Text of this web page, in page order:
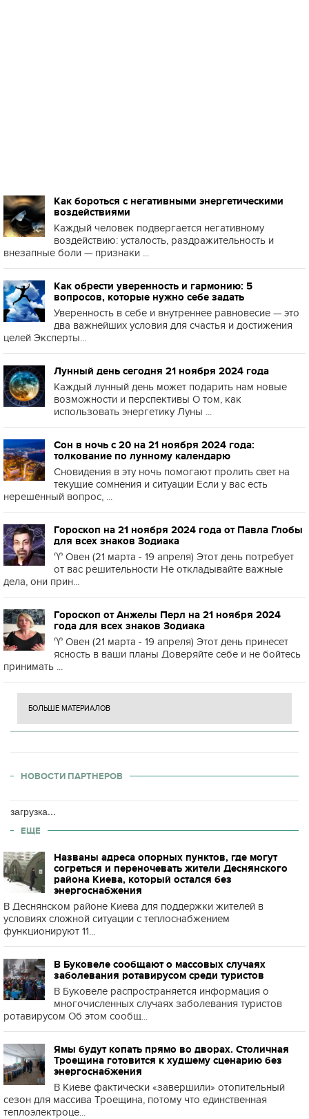
Как бороться с негативными энергетическими
воздействиями
Каждый человек подвергается негативному
воздействию: усталость, раздражительность и
внезапные боли — признаки ...
Как обрести уверенность и гармонию: 5
вопросов, которые нужно себе задать
Уверенность в себе и внутреннее равновесие — это
два важнейших условия для счастья и достижения
целей Эксперты...
Лунный день сегодня 21 ноября 2024 года
Каждый лунный день может подарить нам новые
возможности и перспективы О том, как
использовать энергетику Луны ...
Сон в ночь с 20 на 21 ноября 2024 года:
толкование по лунному календарю
Сновидения в эту ночь помогают пролить свет на
текущие сомнения и ситуации Если у вас есть
нерешённый вопрос, ...
Гороскоп на 21 ноября 2024 года от Павла Глобы
для всех знаков Зодиака
♈️ Овен (21 марта - 19 апреля) Этот день потребует
от вас решительности Не откладывайте важные
дела, они прин...
Гороскоп от Анжелы Перл на 21 ноября 2024
года для всех знаков Зодиака
♈️ Овен (21 марта - 19 апреля) Этот день принесет
ясность в ваши планы Доверяйте себе и не бойтесь
принимать ...
БОЛЬШЕ МАТЕРИАЛОВ
НОВОСТИ ПАРТНЕРОВ
загрузка...
ЕЩЕ
Названы адреса опорных пунктов, где могут
согреться и переночевать жители Деснянского
района Киева, который остался без
энергоснабжения
В Деснянском районе Киева для поддержки жителей в
условиях сложной ситуации с теплоснабжением
функционируют 11...
В Буковеле сообщают о массовых случаях
заболевания ротавирусом среди туристов
В Буковеле распространяется информация о
многочисленных случаях заболевания туристов
ротавирусом Об этом сообщ...
Ямы будут копать прямо во дворах. Столичная
Троещина готовится к худшему сценарию без
энергоснабжения
В Киеве фактически «завершили» отопительный
сезон для массива Троещина, потому что единственная
теплоэлектроце...